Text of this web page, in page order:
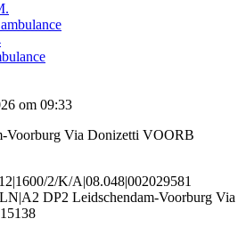
ambulance
om 09:33
Voorburg Via Donizetti VOORB
2/K/A|08.048|002029581
DP2 Leidschendam-Voorburg Via